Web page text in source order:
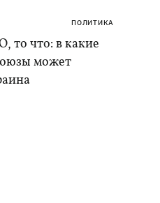
ПОЛИТИКА
то что: в какие
может